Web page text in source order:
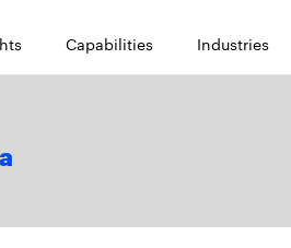
Capabilities Industries